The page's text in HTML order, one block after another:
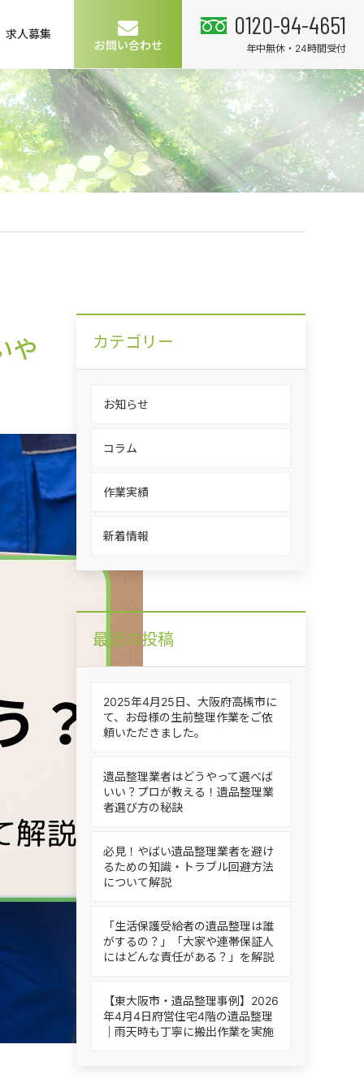
求人募集
お問い合わせ
0120-94-4651
年中無休・24時間受付
や カテゴリー
お知らせ
コラム
作業実績
新着情報
最近の投稿
2025年4月25日、大阪府高槻市に
て、お母様の生前整理作業をご依
頼いただきました。
遺品整理業者はどうやって選べば
いい？プロが教える！遺品整理業
者選び方の秘訣
必見！やばい遺品整理業者を避け
るための知識・トラブル回避方法
について解説
「生活保護受給者の遺品整理は誰
がするの？」「大家や連帯保証人
にはどんな責任がある？」を解説
【東大阪市・遺品整理事例】2026
年4月4日府営住宅4階の遺品整理
｜雨天時も丁寧に搬出作業を実施